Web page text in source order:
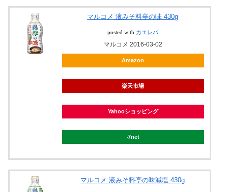
マルコメ 液みそ料亭の味 430g
posted with カエレバ
マルコメ 2016-03-02
Amazon
楽天市場
Yahooショッピング
7net
マルコメ 液みそ料亭の味減塩 430g